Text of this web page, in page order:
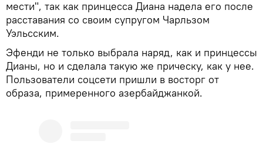
мести", так как принцесса Диана надела его после
расставания со своим супругом Чарльзом
Уэльсским.
Эфенди не только выбрала наряд, как и принцессы
Дианы, но и сделала такую же прическу, как у нее.
Пользователи соцсети пришли в восторг от
образа, примеренного азербайджанкой.